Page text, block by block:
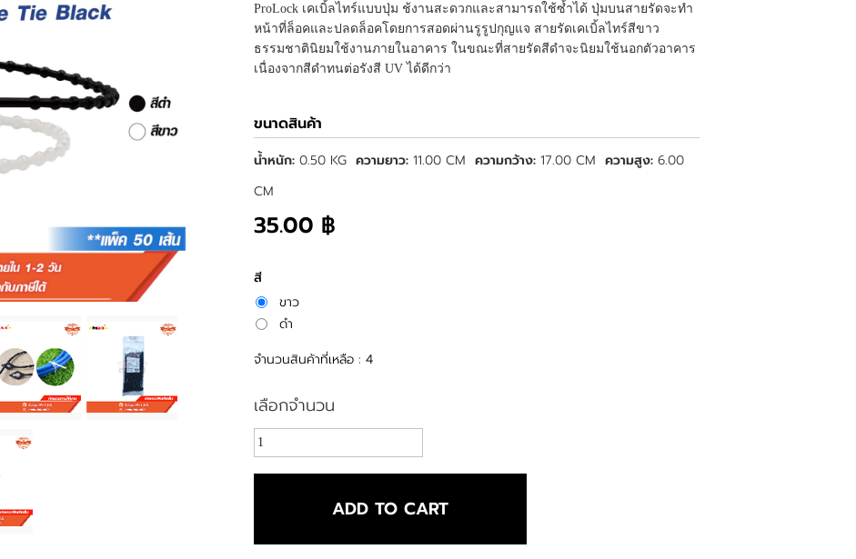
ProLock เคเบิ้ลไทร์แบบปุ่ม ช้งานสะดวกและสามารถใช้ซ้ำได้ ปุ่มบนสายรัดจะทำ
หน้าที่ล็อคและปลดล็อคโดยการสอดผ่านรูรูปกุญแจ สายรัดเคเบิ้ลไทร์สีขาว
ธรรมชาตินิยมใช้งานภายในอาคาร ในขณะที่สายรัดสีดำจะนิยมใช้นอกตัวอาคาร
เนื่องจากสีดำทนต่อรังสี UV ได้ดีกว่า
ขนาดสินค้า
น้ำหนัก: 0.50 KG ความยาว: 11.00 CM ความกว้าง: 17.00 CM ความสูง: 6.00
CM
35.00 ฿
สี
ขาว
ดำ
จำนวนสินค้าที่เหลือ : 4
เลือกจำนวน
ADD TO CART